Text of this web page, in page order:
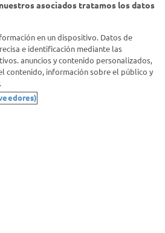
asociados tratamos los datos
en un dispositivo. Datos de
e identificación mediante las
anuncios y contenido personalizados,
contenido, información sobre el público y